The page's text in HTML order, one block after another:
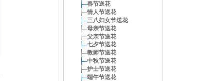
春节送花
情人节送花
三八妇女节送花
母亲节送花
父亲节送花
七夕节送花
教师节送花
中秋节送花
护士节送花
端午节送花